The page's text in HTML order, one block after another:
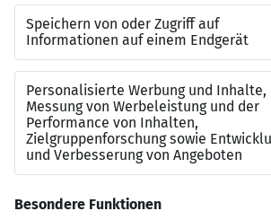
100% kostenlos für Bewerber
Für einen ersten vertraulichen Kontakt
Rinke(Tel+49 (0) 721 16158-31) gerne
freuen uns auf Ihre Bewerbung per
unter Angabe der Referenznummer 12-
an:office.karlsruhe@amadeus-fire.de.
Niederlassung Karlsruhe